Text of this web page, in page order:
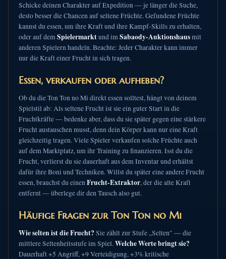
Schicke deinen Charakter auf Expedition — je länger die Suche,
desto besser die Chancen auf seltene Früchte. Gefundene Früchte
kannst du essen, um ihre Kraft und ihre Kampf-Skills zu erhalten,
oder auf dem Spielermarktund im Sabaody-Auktionshausmit
anderen Spielern handeln. Beachte: Jeder Charakter kann immer
nur die Kraft einer Frucht in sich tragen.
Essen, verkaufen oder aufheben?
Ob du die Ton Ton no Mi direkt essen solltest, hängt von deinem
Spielstil ab: Als seltene Frucht ist sie ein guter Start in die
Fruchtkräfte — bedenke aber, dass du sie später gegen eine stärkere
Frucht austauschen musst, denn dein Körper kann nur eine Kraft
gleichzeitig tragen. Viele Spieler verkaufen solche Früchte auch
auf dem Marktplatz, um ihr Training zu finanzieren. Isst du die
Frucht, verlierst du sie dauerhaft aus dem Inventar und erhältst
dafür ihre Boni und Techniken. Willst du später eine andere Frucht
essen, brauchst du einenFrucht-Extraktor, der die alte Kraft
entfernt — überlege dir den Tausch also gut.
Häufige Fragen zur Ton Ton no Mi
Wie selten ist die Frucht? Sie zählt zur Stufe „Selten" — die
mittlere Seltenheitsstufe im Spiel.Welche Werte bringt sie?
Dauerhaft +5 Angriff, +9 Verteidigung, +3% kritische